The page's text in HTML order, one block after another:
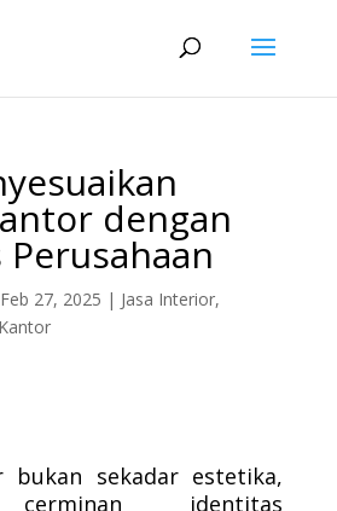
dengan
Feb 27, 2025 | Jasa Interior,
bukan sekadar estetika,
cerminan identitas